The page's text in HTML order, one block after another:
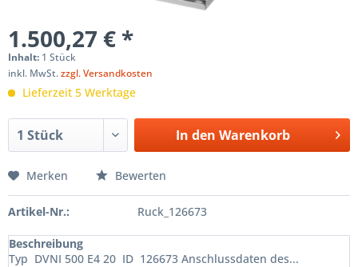
1.500,27 € *
Inhalt: 1 Stück
inkl. MwSt.zzgl. Versandkosten
Lieferzeit 5 Werktage
In den Warenkorb
Merken Bewerten
Artikel-Nr.: Ruck_126673
Beschreibung
Typ DVNI 500 E4 20 ID 126673 Anschlussdaten des...